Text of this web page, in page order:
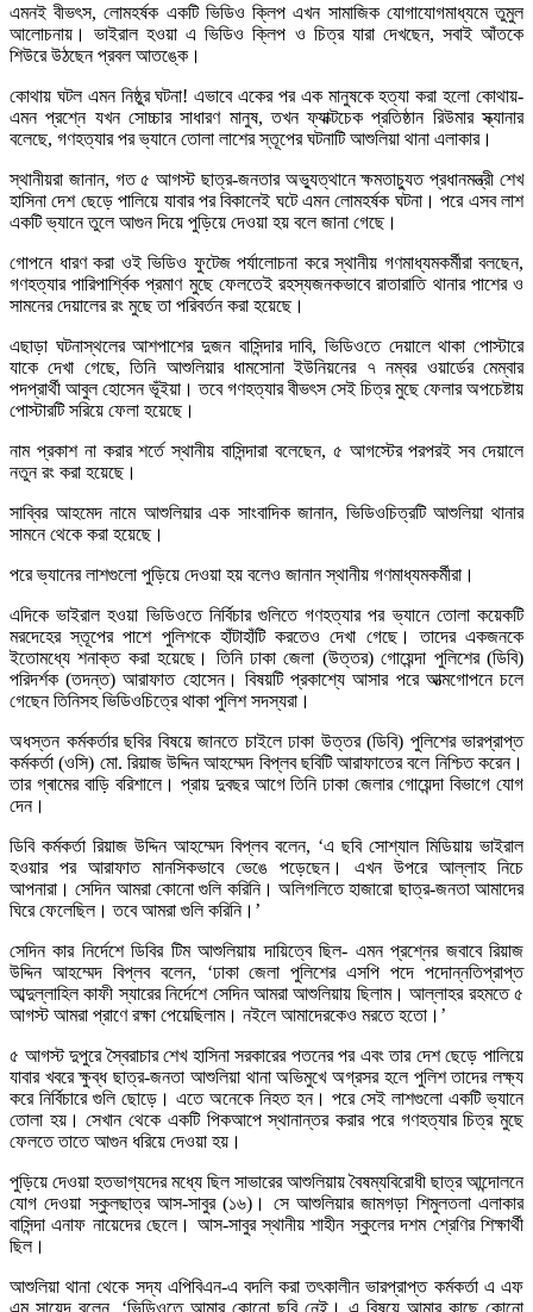
এমনই বীভৎস, লোমহর্ষক একটি ভিডিও ক্লিপ এখন সামাজিক যোগাযোগমাধ্যমে তুমুল
আলোচনায়। ভাইরাল হওয়া এ ভিডিও ক্লিপ ও চিত্র যারা দেখছেন, সবাই আঁতকে
শিউরে উঠছেন প্রবল আতঙ্কে।
কোথায় ঘটল এমন নিষ্ঠুর ঘটনা! এভাবে একের পর এক মানুষকে হত্যা করা হলো কোথায়-
এমন প্রশ্নে যখন সোচ্চার সাধারণ মানুষ, তখন ফ্যাক্টচেক প্রতিষ্ঠান রিউমার স্ক্যানার
বলেছে, গণহত্যার পর ভ্যানে তোলা লাশের স্তূপের ঘটনাটি আশুলিয়া থানা এলাকার।
স্থানীয়রা জানান, গত ৫ আগস্ট ছাত্র-জনতার অভ্যুত্থানে ক্ষমতাচ্যুত প্রধানমন্ত্রী শেখ
হাসিনা দেশ ছেড়ে পালিয়ে যাবার পর বিকালেই ঘটে এমন লোমহর্ষক ঘটনা। পরে এসব লাশ
একটি ভ্যানে তুলে আগুন দিয়ে পুড়িয়ে দেওয়া হয় বলে জানা গেছে।
গোপনে ধারণ করা ওই ভিডিও ফুটেজ পর্যালোচনা করে স্থানীয় গণমাধ্যমকর্মীরা বলছেন,
গণহত্যার পারিপার্শ্বিক প্রমাণ মুছে ফেলতেই রহস্যজনকভাবে রাতারাতি থানার পাশের ও
সামনের দেয়ালের রং মুছে তা পরিবর্তন করা হয়েছে।
এছাড়া ঘটনাস্থলের আশপাশের দুজন বাসিন্দার দাবি, ভিডিওতে দেয়ালে থাকা পোস্টারে
যাকে দেখা গেছে, তিনি আশুলিয়ার ধামসোনা ইউনিয়নের ৭ নম্বর ওয়ার্ডের মেম্বার
পদপ্রার্থী আবুল হোসেন ভূঁইয়া। তবে গণহত্যার বীভৎস সেই চিত্র মুছে ফেলার অপচেষ্টায়
পোস্টারটি সরিয়ে ফেলা হয়েছে।
নাম প্রকাশ না করার শর্তে স্থানীয় বাসিন্দারা বলেছেন, ৫ আগস্টের পরপরই সব দেয়ালে
নতুন রং করা হয়েছে।
সাব্বির আহমেদ নামে আশুলিয়ার এক সাংবাদিক জানান, ভিডিওচিত্রটি আশুলিয়া থানার
সামনে থেকে করা হয়েছে।
পরে ভ্যানের লাশগুলো পুড়িয়ে দেওয়া হয় বলেও জানান স্থানীয় গণমাধ্যমকর্মীরা।
এদিকে ভাইরাল হওয়া ভিডিওতে নির্বিচার গুলিতে গণহত্যার পর ভ্যানে তোলা কয়েকটি
মরদেহের স্তূপের পাশে পুলিশকে হাঁটাহাঁটি করতেও দেখা গেছে। তাদের একজনকে
ইতোমধ্যে শনাক্ত করা হয়েছে। তিনি ঢাকা জেলা (উত্তর) গোয়েন্দা পুলিশের (ডিবি)
পরিদর্শক (তদন্ত) আরাফাত হোসেন। বিষয়টি প্রকাশ্যে আসার পরে আত্মগোপনে চলে
গেছেন তিনিসহ ভিডিওচিত্রে থাকা পুলিশ সদস্যরা।
অধস্তন কর্মকর্তার ছবির বিষয়ে জানতে চাইলে ঢাকা উত্তর (ডিবি) পুলিশের ভারপ্রাপ্ত
কর্মকর্তা (ওসি) মো. রিয়াজ উদ্দিন আহম্মেদ বিপ্লব ছবিটি আরাফাতের বলে নিশ্চিত করেন।
তার গ্ৰামের বাড়ি বরিশালে। প্রায় দুবছর আগে তিনি ঢাকা জেলার গোয়েন্দা বিভাগে যোগ
দেন।
ডিবি কর্মকর্তা রিয়াজ উদ্দিন আহম্মেদ বিপ্লব বলেন, ‘এ ছবি সোশ্যাল মিডিয়ায় ভাইরাল
হওয়ার পর আরাফাত মানসিকভাবে ভেঙে পড়েছেন। এখন উপরে আল্লাহ নিচে
আপনারা। সেদিন আমরা কোনো গুলি করিনি। অলিগলিতে হাজারো ছাত্র-জনতা আমাদের
ঘিরে ফেলেছিল। তবে আমরা গুলি করিনি।’
সেদিন কার নির্দেশে ডিবির টিম আশুলিয়ায় দায়িত্বে ছিল- এমন প্রশ্নের জবাবে রিয়াজ
উদ্দিন আহম্মেদ বিপ্লব বলেন, ‘ঢাকা জেলা পুলিশের এসপি পদে পদোন্নতিপ্রাপ্ত
আব্দুল্লাহিল কাফী স্যারের নির্দেশে সেদিন আমরা আশুলিয়ায় ছিলাম। আল্লাহর রহমতে ৫
আগস্ট আমরা প্রাণে রক্ষা পেয়েছিলাম। নইলে আমাদেরকেও মরতে হতো।’
৫ আগস্ট দুপুরে স্বৈরাচার শেখ হাসিনা সরকারের পতনের পর এবং তার দেশ ছেড়ে পালিয়ে
যাবার খবরে ক্ষুব্ধ ছাত্র-জনতা আশুলিয়া থানা অভিমুখে অগ্রসর হলে পুলিশ তাদের লক্ষ্য
করে নির্বিচারে গুলি ছোড়ে। এতে অনেকে নিহত হন। পরে সেই লাশগুলো একটি ভ্যানে
তোলা হয়। সেখান থেকে একটি পিকআপে স্থানান্তর করার পরে গণহত্যার চিত্র মুছে
ফেলতে তাতে আগুন ধরিয়ে দেওয়া হয়।
পুড়িয়ে দেওয়া হতভাগ্যদের মধ্যে ছিল সাভারের আশুলিয়ায় বৈষম্যবিরোধী ছাত্র আন্দোলনে
যোগ দেওয়া স্কুলছাত্র আস-সাবুর (১৬)। সে আশুলিয়ার জামগড়া শিমুলতলা এলাকার
বাসিন্দা এনাফ নায়েদের ছেলে। আস-সাবুর স্থানীয় শাহীন স্কুলের দশম শ্রেণির শিক্ষার্থী
ছিল।
আশুলিয়া থানা থেকে সদ্য এপিবিএন-এ বদলি করা তৎকালীন ভারপ্রাপ্ত কর্মকর্তা এ এফ
এম সায়েদ বলেন, ‘ভিডিওতে আমার কোনো ছবি নেই। এ বিষয়ে আমার কাছে কোনো